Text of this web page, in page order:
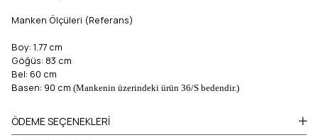
Manken Ölçüleri (Referans)
Boy: 1.77 cm
Göğüs: 83 cm
Bel: 60 cm
Basen: 90 cm (Mankenin üzerindeki ürün 36/S bedendir.)
ÖDEME SEÇENEKLERI